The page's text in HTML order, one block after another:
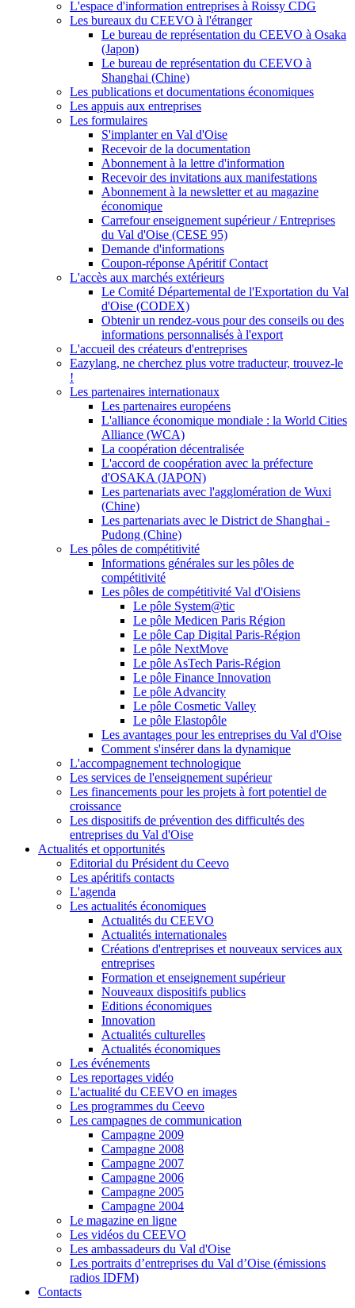
L'espace d'information entreprises à Roissy CDG
Les bureaux du CEEVO à l'étranger
Le bureau de représentation du CEEVO à Osaka
(Japon)
Le bureau de représentation du CEEVO à
Shanghai (Chine)
Les publications et documentations économiques
Les appuis aux entreprises
Les formulaires
S'implanter en Val d'Oise
Recevoir de la documentation
Abonnement à la lettre d'information
Recevoir des invitations aux manifestations
Abonnement à la newsletter et au magazine
économique
Carrefour enseignement supérieur / Entreprises
du Val d'Oise (CESE 95)
Demande d'informations
Coupon-réponse Apéritif Contact
L'accès aux marchés extérieurs
Le Comité Départemental de l'Exportation du Val
d'Oise (CODEX)
Obtenir un rendez-vous pour des conseils ou des
informations personnalisés à l'export
L'accueil des créateurs d'entreprises
Eazylang, ne cherchez plus votre traducteur, trouvez-le
!
Les partenaires internationaux
Les partenaires européens
L'alliance économique mondiale : la World Cities
Alliance (WCA)
La coopération décentralisée
L'accord de coopération avec la préfecture
d'OSAKA (JAPON)
Les partenariats avec l'agglomération de Wuxi
(Chine)
Les partenariats avec le District de Shanghai -
Pudong (Chine)
Les pôles de compétitivité
Informations générales sur les pôles de
compétitivité
Les pôles de compétitivité Val d'Oisiens
Le pôle System@tic
Le pôle Medicen Paris Région
Le pôle Cap Digital Paris-Région
Le pôle NextMove
Le pôle AsTech Paris-Région
Le pôle Finance Innovation
Le pôle Advancity
Le pôle Cosmetic Valley
Le pôle Elastopôle
Les avantages pour les entreprises du Val d'Oise
Comment s'insérer dans la dynamique
L'accompagnement technologique
Les services de l'enseignement supérieur
Les financements pour les projets à fort potentiel de
croissance
Les dispositifs de prévention des difficultés des
entreprises du Val d'Oise
Actualités et opportunités
Editorial du Président du Ceevo
Les apéritifs contacts
L'agenda
Les actualités économiques
Actualités du CEEVO
Actualités internationales
Créations d'entreprises et nouveaux services aux
entreprises
Formation et enseignement supérieur
Nouveaux dispositifs publics
Editions économiques
Innovation
Actualités culturelles
Actualités économiques
Les événements
Les reportages vidéo
L'actualité du CEEVO en images
Les programmes du Ceevo
Les campagnes de communication
Campagne 2009
Campagne 2008
Campagne 2007
Campagne 2006
Campagne 2005
Campagne 2004
Le magazine en ligne
Les vidéos du CEEVO
Les ambassadeurs du Val d'Oise
Les portraits d’entreprises du Val d’Oise (émissions
radios IDFM)
Contacts